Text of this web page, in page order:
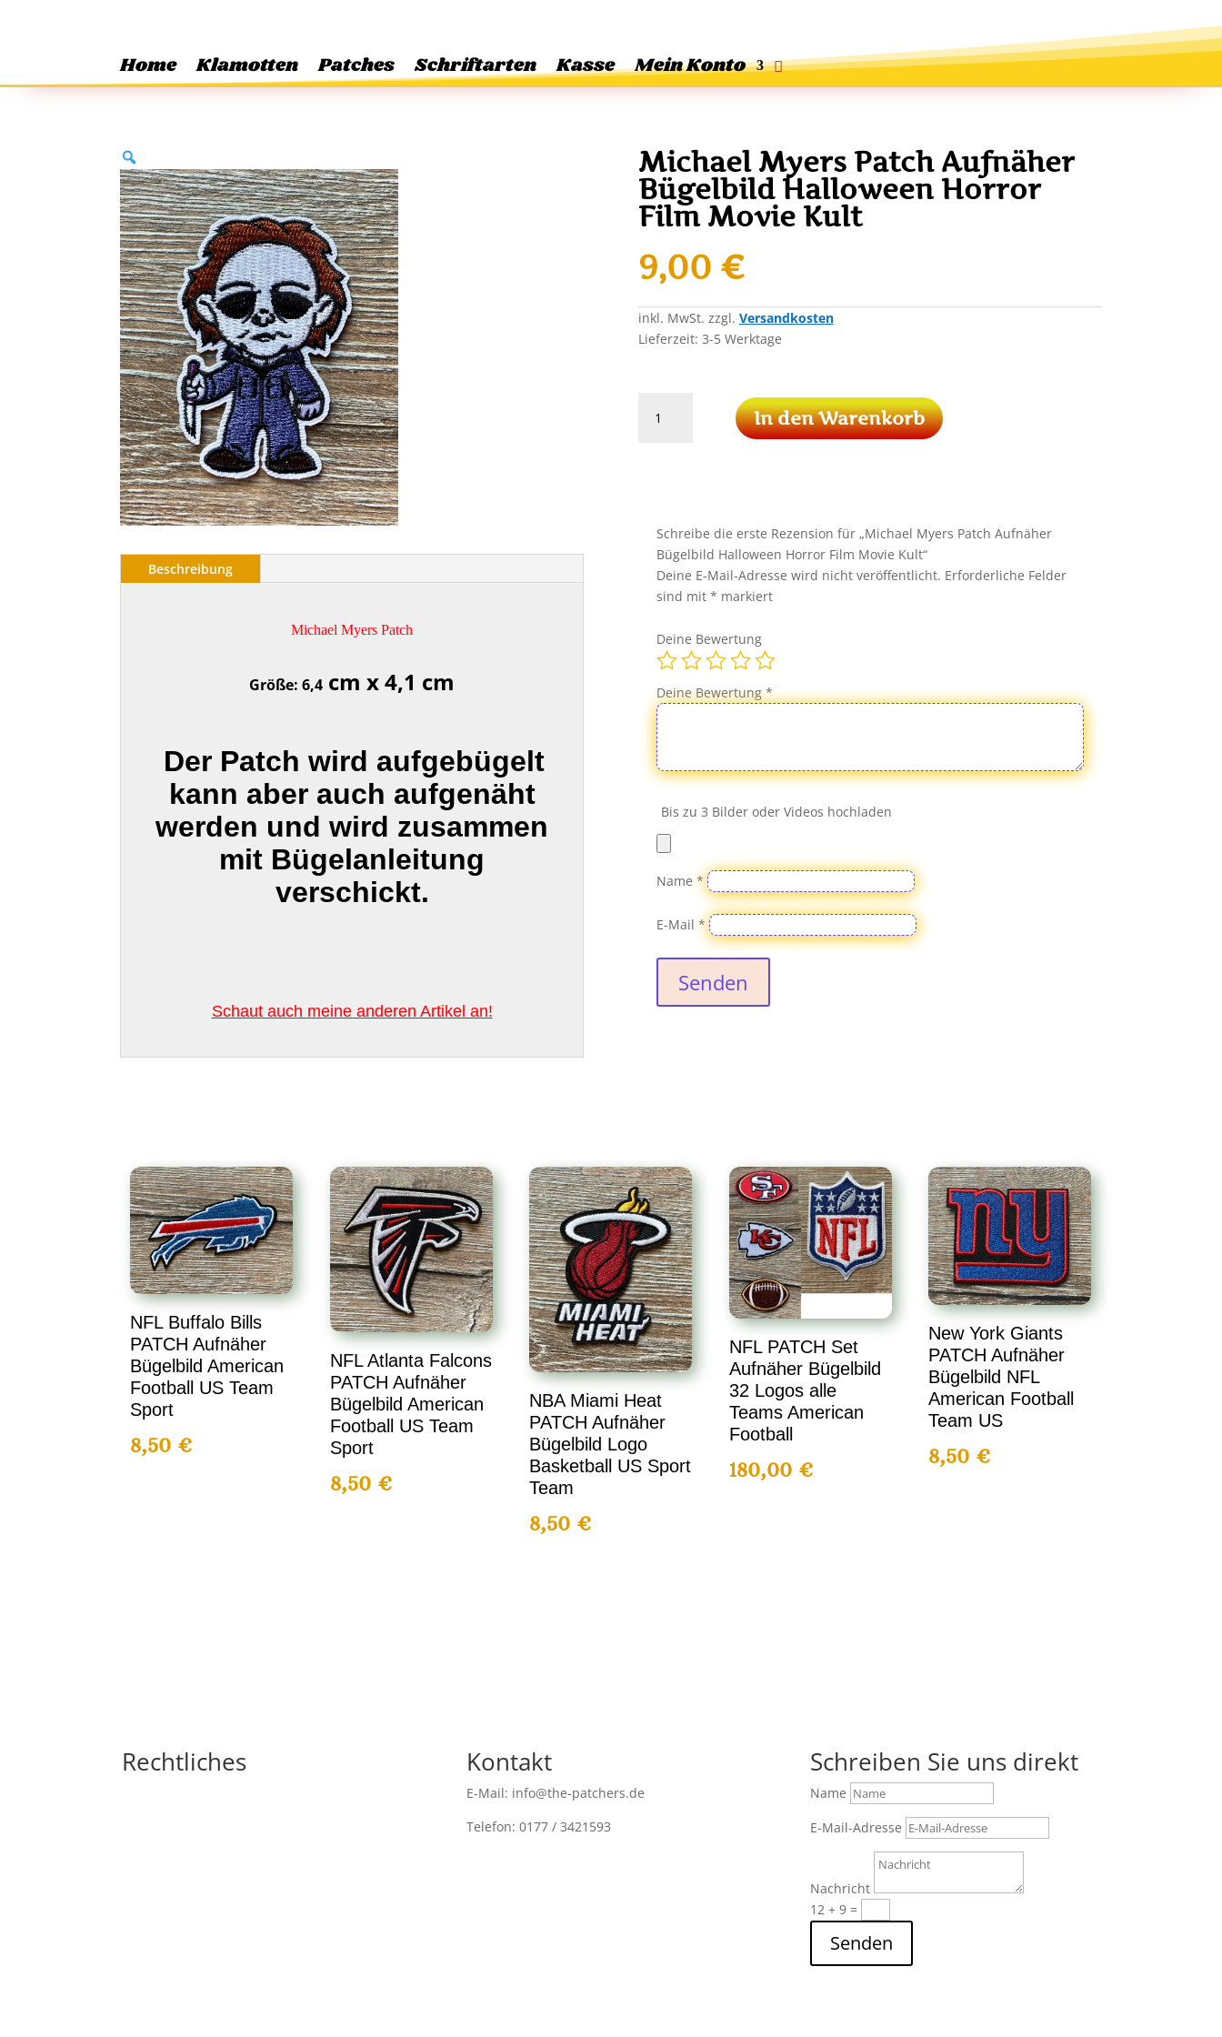
Home Klamotten Patches Schriftarten Kasse Mein Konto
Beschreibung
Michael Myers Patch
Größe: 6,4 cm x 4,1 cm
Der Patch wird aufgebügelt
kann aber auch aufgenäht
werden und wird zusammen
mit Bügelanleitung
verschickt.
Schaut auch meine anderen Artikel an!
Michael Myers Patch Aufnäher
Bügelbild Halloween Horror
Film Movie Kult
9,00 €
inkl. MwSt. zzgl. Versandkosten
Lieferzeit: 3-5 Werktage
Myers
Horror
Film
Movie
Kult
In den Warenkorb
Schreibe die erste Rezension für „Michael Myers Patch Aufnäher
Bügelbild Halloween Horror Film Movie Kult“
Deine E-Mail-Adresse wird nicht veröffentlicht. Erforderliche Felder
sind mit* markiert
Deine Bewertung
Deine Bewertung*
Bis zu 3 Bilder oder Videos hochladen
Name*
E-Mail*
Senden
NFL Buffalo Bills
PATCH Aufnäher
Bügelbild American
Football US Team
Sport
8,50 €
NFL Atlanta Falcons
PATCH Aufnäher
Bügelbild American
Football US Team
Sport
8,50 €
NBA Miami Heat
PATCH Aufnäher
Bügelbild Logo
Basketball US Sport
Team
8,50€
NFL PATCH Set
Aufnäher Bügelbild
32 Logos alle
Teams American
Football
180,00 €
New York Giants
PATCH Aufnäher
Bügelbild NFL
American Football
Team US
8,50€
Rechtliches Kontakt
E-Mail: info@the-patchers.de
Telefon: 0177 / 3421593
Schreiben Sie uns direkt
Name
E-Mail-Adresse
Nachricht
12 + 9=
Senden